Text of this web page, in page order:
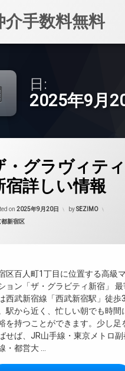
手数料無料
日:
2025年9月
・グラヴィティ
宿詳しい情報
on 2025年9月20日 bySEZIMO
リー:
都新宿区
区百人町1丁目に位置する高級マ
ョン「ザ・グラビティ新宿」 最
西武新宿線「西武新宿駅」徒歩3
駅から近く、忙しい朝でも時間
を持つことができます。少し足
せば、JR山手線・東京メトロ副
・都営大 …
管理
ーネット無料
ーター
ロック
ナーズ
置き場